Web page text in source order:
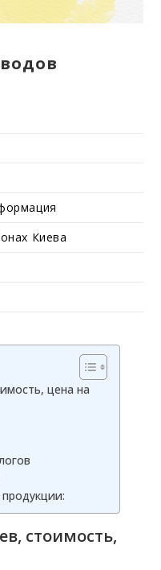
Киева
цена на
стоимость,